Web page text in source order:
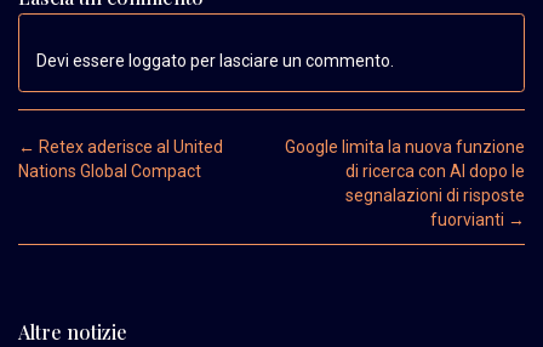
Devi essere loggato per lasciare un commento.
Post navigation
← Retex aderisce al United
Nations Global Compact
Google limita la nuova funzione
di ricerca con AI dopo le
segnalazioni di risposte
fuorvianti →
Altre notizie